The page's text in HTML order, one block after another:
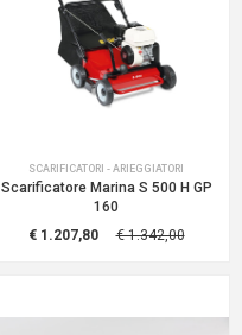
SCARIFICATORI - ARIEGGIATORI
Scarificatore Marina S 500 H GP
160
€ 1.207,80
€ 1.342,00